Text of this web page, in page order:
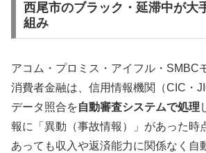
西尾市のブラック・延滞中が大
組み
アコム・プロミス・アイフル・SMBC
消費者金融は、信用情報機関（CIC・
データ照合を自動審査システムで処理
報に「異動（事故情報）」があった時
あっても収入や返済能力に関係なく自